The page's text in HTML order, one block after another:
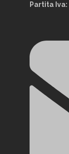
Partita Iva: